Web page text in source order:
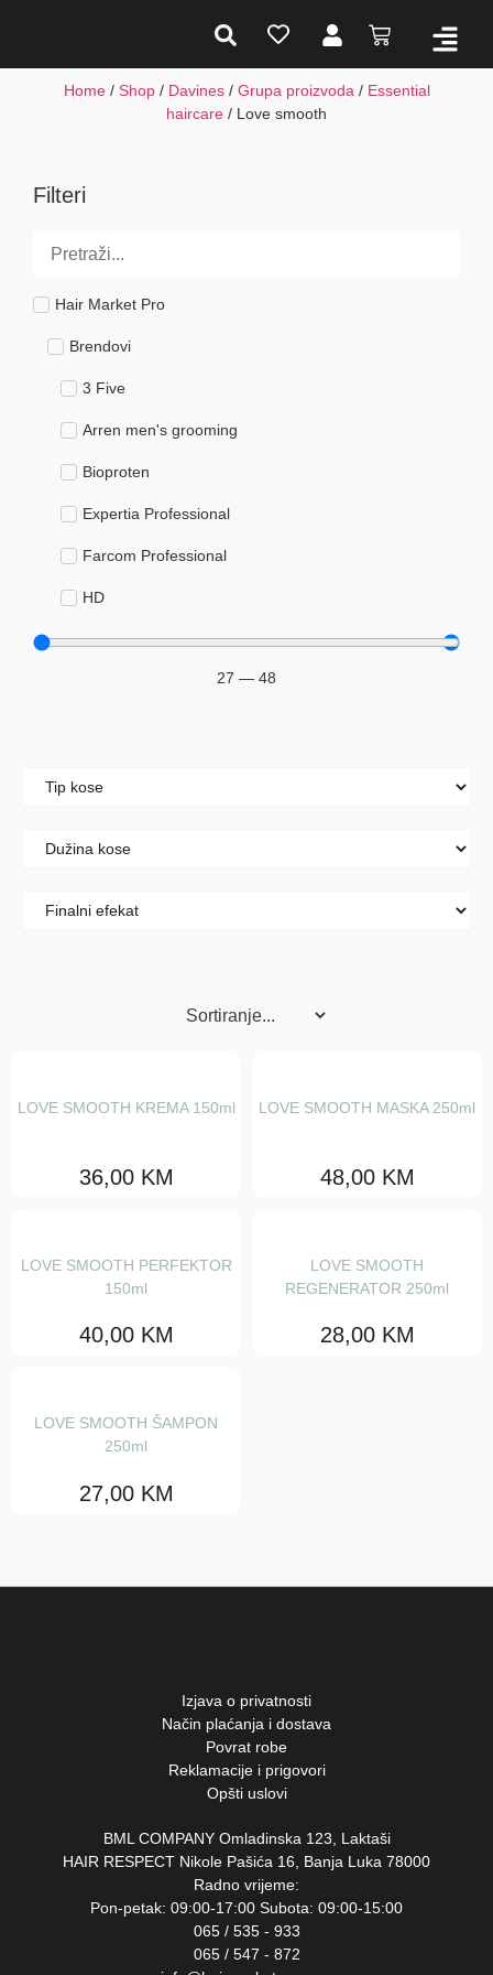
Home/ Shop/ Davines/ Grupa proizvoda / Essential
haircare / Love smooth
Filteri
Hair Market Pro
Brendovi
3 Five
Arren men's grooming
Bioproten
Expertia Professional
Farcom Professional
HD
Keyra
Hidrogeni
Šamponi
Tretmani
Stajling
Gline i voskovi
Essential haircare
Alchemic
The circle chronicles
27 — 48
LOVE SMOOTH KREMA 150ml
36,00 KM
LOVE SMOOTH MASKA 250ml
48,00 KM
LOVE SMOOTH PERFEKTOR
150ml
40,00 KM
LOVE SMOOTH
REGENERATOR 250ml
28,00 KM
LOVE SMOOTH ŠAMPON
250ml
27,00 KM
Izjava o privatnosti
Način plaćanja i dostava
Povrat robe
Reklamacije i prigovori
Opšti uslovi
BML COMPANY Omladinska 123, Laktaši
HAIR RESPECT Nikole Pašića 16, Banja Luka 78000
Radno vrijeme:
Pon-petak: 09:00-17:00 Subota: 09:00-15:00
065 / 535 - 933
065 / 547 - 872